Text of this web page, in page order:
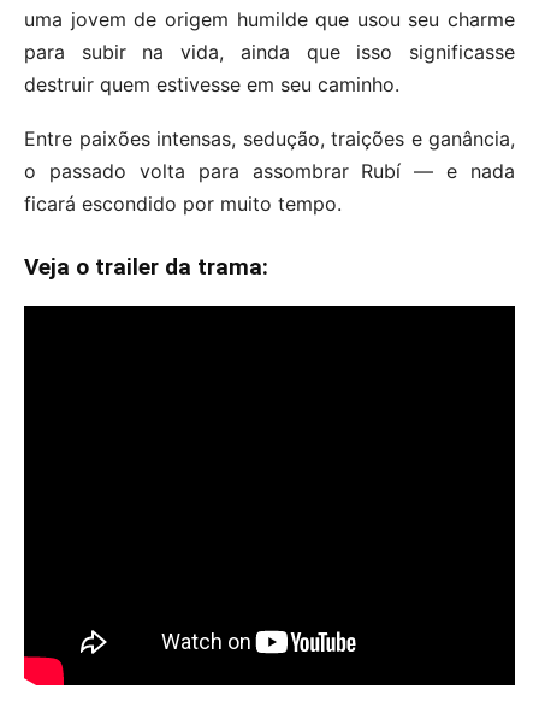
uma jovem de origem humilde que usou seu charme
para subir na vida, ainda que isso significasse
destruir quem estivesse em seu caminho.
Entre paixões intensas, sedução, traições e ganância,
o passado volta para assombrar Rubí — e nada
ficará escondido por muito tempo.
Veja o trailer da trama: